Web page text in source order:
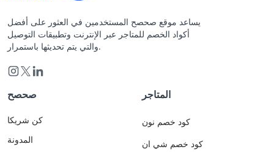
يساعد موقع صحصح المستخدمين في العثور على أفضل
أكواد الخصم للمتاجر عبر الإنترنت وتطبيقات التوصيل
والتي يتم تحديثها باستمرار.
صحصح
كن شريكا
المدونة
المتاجر
كود خصم نون
كود خصم شي ان